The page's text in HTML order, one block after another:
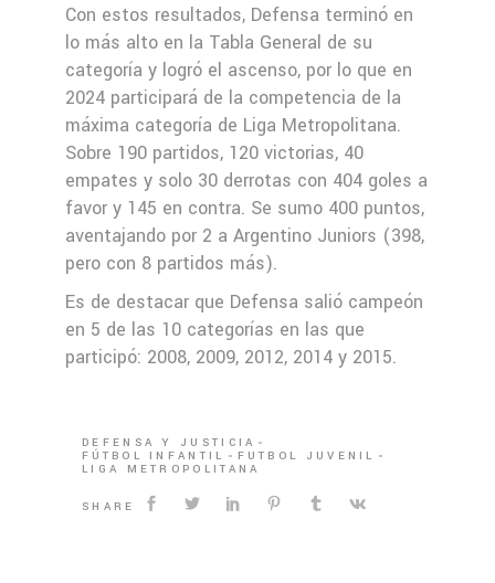
Con estos resultados, Defensa terminó en
lo más alto en la Tabla General de su
categoría y logró el ascenso, por lo que en
2024 participará de la competencia de la
máxima categoría de Liga Metropolitana.
Sobre 190 partidos, 120 victorias, 40
empates y solo 30 derrotas con 404 goles a
favor y 145 en contra. Se sumo 400 puntos,
aventajando por 2 a Argentino Juniors (398,
pero con 8 partidos más).
Es de destacar que Defensa salió campeón
en 5 de las 10 categorías en las que
participó: 2008, 2009, 2012, 2014 y 2015.
DEFENSA Y JUSTICIA
FÚTBOL INFANTIL
FUTBOL JUVENIL
LIGA METROPOLITANA
SHARE